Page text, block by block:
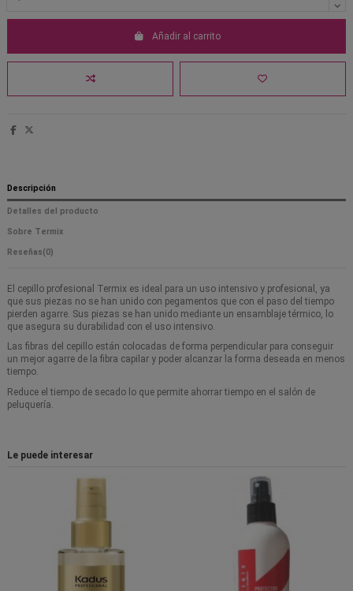
Añadir al carrito
Descripción
Detalles del producto
Sobre Termix
Reseñas(0)
El cepillo profesional Termix es ideal para un uso intensivo y profesional, ya
que sus piezas no se han unido con pegamentos que con el paso del tiempo
pierden agarre. Sus piezas se han unido mediante un ensamblaje térmico, lo
que asegura su durabilidad con el uso intensivo.
Las fibras del cepillo están colocadas de forma perpendicular para conseguir
un mejor agarre de la fibra capilar y poder alcanzar la forma deseada en menos
tiempo.
Reduce el tiempo de secado lo que permite ahorrar tiempo en el salón de
peluquería.
Le puede interesar